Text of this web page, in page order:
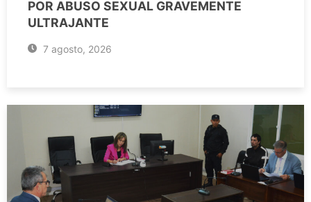
POR ABUSO SEXUAL GRAVEMENTE
ULTRAJANTE
7 agosto, 2026